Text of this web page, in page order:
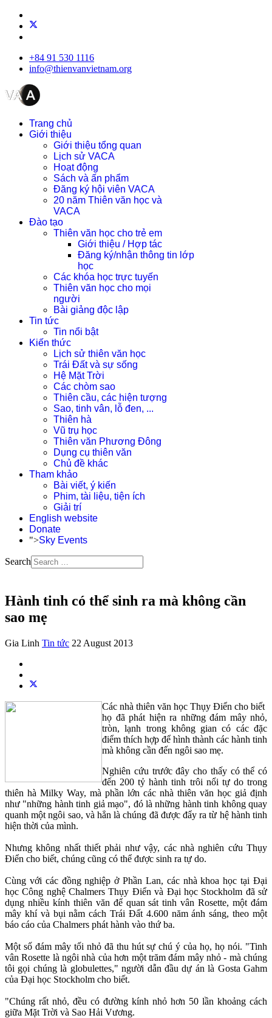
+84 91 530 1116
info@thienvanvietnam.org
Trang chủ
Giới thiệu
Giới thiệu tổng quan
Lịch sử VACA
Hoạt động
Sách và ấn phẩm
Đăng ký hội viên VACA
20 năm Thiên văn học và
VACA
Đào tạo
Thiên văn học cho trẻ em
Giới thiệu / Hợp tác
Đăng ký/nhận thông tin lớp
học
Các khóa học trực tuyến
Thiên văn học cho mọi
người
Bài giảng độc lập
Tin tức
Tin nổi bật
Kiến thức
Lịch sử thiên văn học
Trái Đất và sự sống
Hệ Mặt Trời
Các chòm sao
Thiên cầu, các hiện tượng
Sao, tinh vân, lỗ đen, ...
Thiên hà
Vũ trụ học
Thiên văn Phương Đông
Dụng cụ thiên văn
Chủ đề khác
Tham khảo
Bài viết, ý kiến
Phim, tài liệu, tiện ích
Giải trí
English website
Donate
">Sky Events
Search
Hành tinh có thể sinh ra mà không cần
sao mẹ
Gia Linh Tin tức 22 August 2013
Các nhà thiên văn học Thụy Điển cho biết
họ đã phát hiện ra những đám mây nhỏ,
tròn, lạnh trong không gian có các đặc
điểm thích hợp để hình thành các hành tinh
mà không cần đến ngôi sao mẹ.
Nghiên cứu trước đây cho thấy có thể có
đến 200 tỷ hành tinh trôi nổi tự do trong
thiên hà Milky Way, mà phần lớn các nhà thiên văn học giả định
như "những hành tinh giả mạo", đó là những hành tinh không quay
quanh một ngôi sao, và hẳn là chúng đã được đẩy ra từ hệ hành tinh
hiện thời của mình.
Nhưng không nhất thiết phải như vậy, các nhà nghiên cứu Thụy
Điển cho biết, chúng cũng có thể được sinh ra tự do.
Cùng với các đồng nghiệp ở Phần Lan, các nhà khoa học tại Đại
học Công nghệ Chalmers Thụy Điển và Đại học Stockholm đã sử
dụng nhiều kính thiên văn để quan sát tinh vân Rosette, một đám
mây khí và bụi nằm cách Trái Đất 4.600 năm ánh sáng, theo một
báo cáo của Chalmers phát hành vào thứ ba.
Một số đám mây tối nhỏ đã thu hút sự chú ý của họ, họ nói. "Tinh
vân Rosette là ngôi nhà của hơn một trăm đám mây nhỏ - mà chúng
tôi gọi chúng là globulettes," người dẫn đầu dự án là Gosta Gahm
của Đại học Stockholm cho biết.
"Chúng rất nhỏ, đều có đường kính nhỏ hơn 50 lần khoảng cách
giữa Mặt Trời và Sao Hải Vương.